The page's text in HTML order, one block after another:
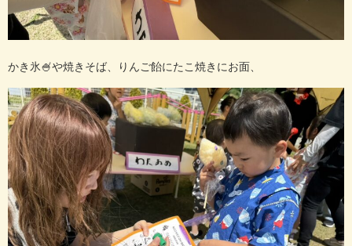
かき氷🍧や焼きそば、りんご飴にたこ焼きにお面、